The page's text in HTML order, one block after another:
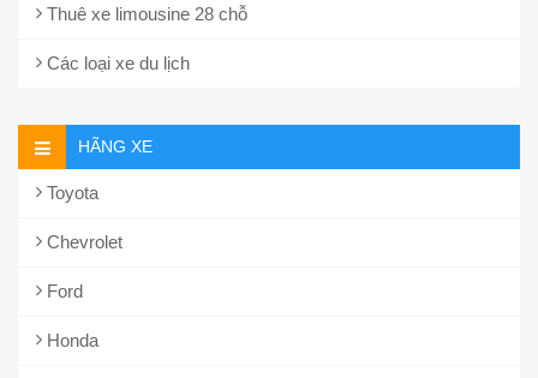
Thuê xe limousine 28 chỗ
Các loại xe du lịch
HÃNG XE
Toyota
Chevrolet
Ford
Honda